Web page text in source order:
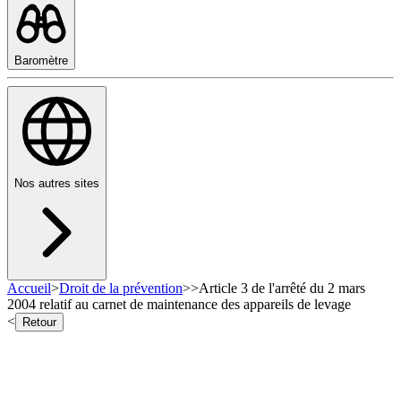
Baromètre
Nos autres sites
Accueil>Droit de la prévention>>Article 3 de l'arrêté du 2 mars
2004 relatif au carnet de maintenance des appareils de levage
<
Retour